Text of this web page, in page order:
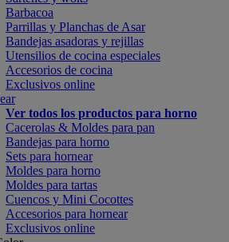
Barbacoa
Parrillas y Planchas de Asar
Bandejas asadoras y rejillas
Utensilios de cocina especiales
Accesorios de cocina
Exclusivos online
Ver todos los productos para horno
Cacerolas & Moldes para pan
Bandejas para horno
Sets para hornear
Moldes para horno
Moldes para tartas
Cuencos y Mini Cocottes
Accesorios para hornear
Exclusivos online